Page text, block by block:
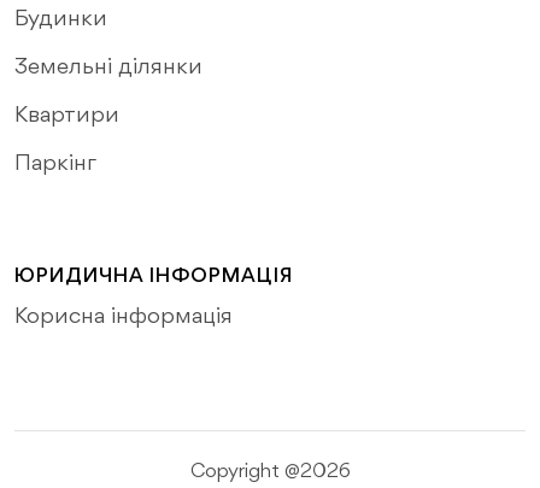
Будинки
Земельні ділянки
Квартири
Паркінг
ЮРИДИЧНА ІНФОРМАЦІЯ
Корисна інформація
Copyright @2026